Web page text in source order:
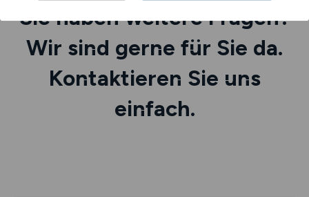
Sie haben weitere Fragen?
Wir sind gerne für Sie da.
Kontaktieren Sie uns
einfach.